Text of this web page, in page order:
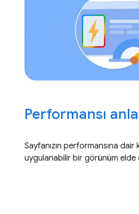
Performansı
Sayfanızın performansına dair
uygulanabilir bir görünüm elde